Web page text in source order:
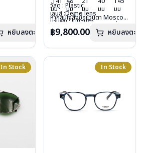
หยิบลงตะกร้า
วัสดุ : Plastic
เลนส์ :Demo lens
บานพับ : ไม่มีสปริง
น้ำหนัก : 29 กรัม
อุปกรณ์ : กล่องแว่น, กล่อง
กระดาษ, ผ้าเช็ดแว่น
มม
มม
มม
มม
มม
หากสนใจสั่งชื้อแว่นตา Moscot
ลงไว้กรุณาติดต่อเราคลิก
฿9,800.00 หยิบลงตะกร้า
In Stock In Stock